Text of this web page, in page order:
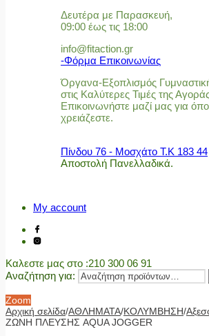
Δευτέρα με Παρασκευή,
09:00 έως τις 18:00
info@fitaction.gr
-Φόρμα Επικοινωνίας
Όργανα-Εξοπλισμός
στις Καλύτερες Τιμές της
Επικοινωνήστε μαζί μας για
χρειάζεστε.
Πίνδου 76 - Μοσχάτο Τ.Κ 183 44
Αποστολή Πανελλαδικά.
My account
Καλεστε μας στο :210 300 06 91
Αναζήτηση για:
Zoom
Αρχική σελίδα/ΑΘΛΗΜΑΤΑ/ΚΟΛΥΜΒΗΣΗ/
ΖΩΝΗ ΠΛΕΥΣΗΣ AQUA JOGGER